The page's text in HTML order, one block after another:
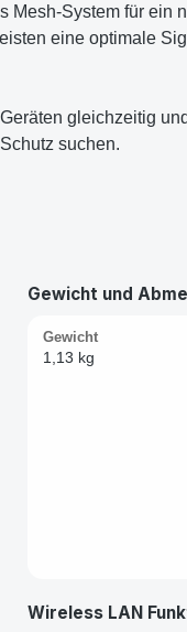
Mesh-System für ein
eine optimale
gleichzeitig
suchen.
Gewicht und
Gewicht
1,13 kg
Wireless LAN